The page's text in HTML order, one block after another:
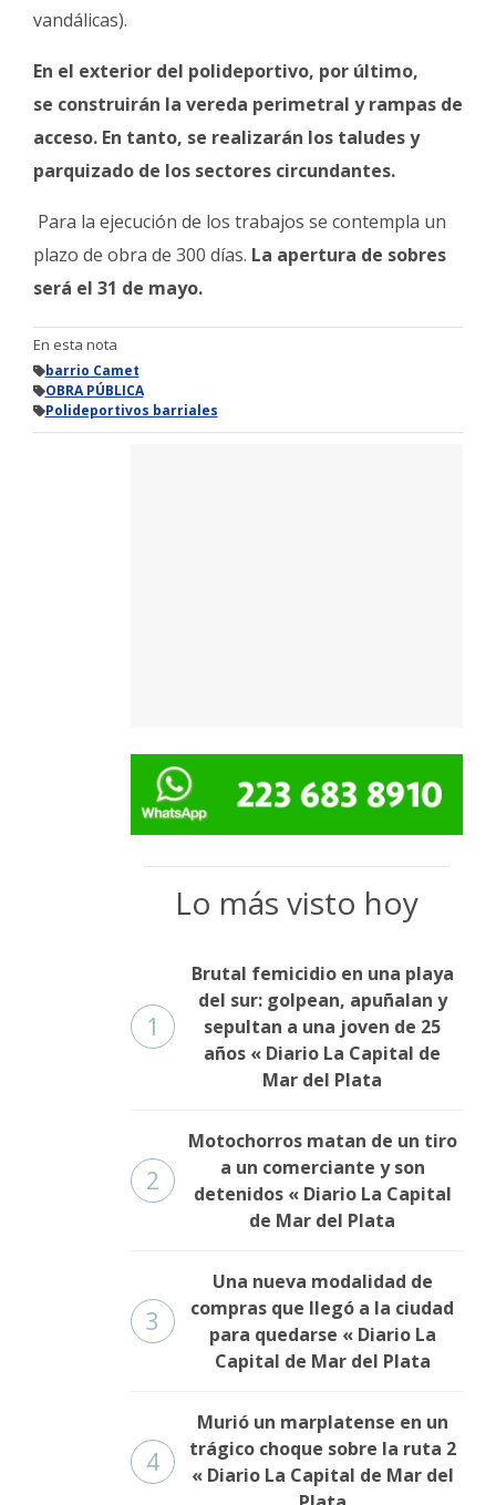
vandálicas).
En el exterior del polideportivo, por último,
se construirán la vereda perimetral y rampas de
acceso. En tanto, se realizarán los taludes y
parquizado de los sectores circundantes.
Para la ejecución de los trabajos se contempla un
plazo de obra de 300 días. La apertura de sobres
será el 31 de mayo.
En esta nota
barrio Camet
OBRA PÚBLICA
Polideportivos barriales
Lo más visto hoy
1
Brutal femicidio en una playa
del sur: golpean, apuñalan y
sepultan a una joven de 25
años « Diario La Capital de
Mar del Plata
2
Motochorros matan de un tiro
a un comerciante y son
detenidos « Diario La Capital
de Mar del Plata
3
Una nueva modalidad de
compras que llegó a la ciudad
para quedarse « Diario La
Capital de Mar del Plata
4
Murió un marplatense en un
trágico choque sobre la ruta 2
« Diario La Capital de Mar del